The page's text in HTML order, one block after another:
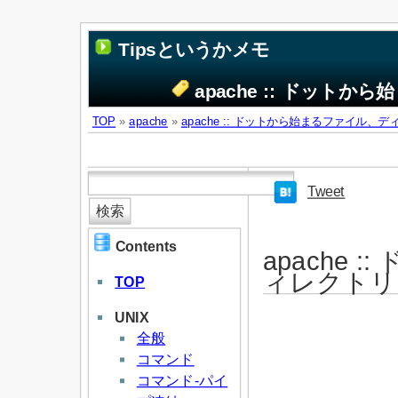
Tipsというかメモ
apache :: ドットから
TOP »apache » apache :: ドットから始まるファイル、デ
Contents
TOP
UNIX
全般
コマンド
コマンド-パイ
Tweet
apache ::
ィレクト